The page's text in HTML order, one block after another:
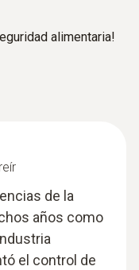
alimentaria!
de la
años como
el control de